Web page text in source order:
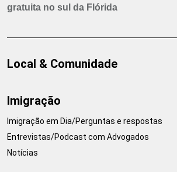
gratuita no sul da Flórida
Local & Comunidade
Imigração
Imigração em Dia/Perguntas e respostas
Entrevistas/Podcast com Advogados
Notícias